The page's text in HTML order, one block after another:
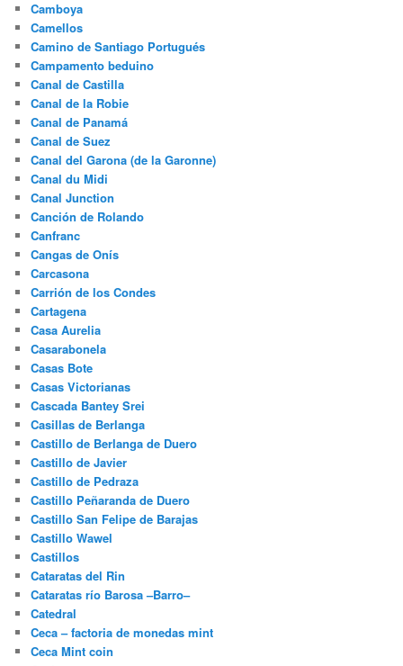
Camboya
Camellos
Camino de Santiago Portugués
Campamento beduino
Canal de Castilla
Canal de la Robie
Canal de Panamá
Canal de Suez
Canal del Garona (de la Garonne)
Canal du Midi
Canal Junction
Canción de Rolando
Canfranc
Cangas de Onís
Carcasona
Carrión de los Condes
Cartagena
Casa Aurelia
Casarabonela
Casas Bote
Casas Victorianas
Cascada Bantey Srei
Casillas de Berlanga
Castillo de Berlanga de Duero
Castillo de Javier
Castillo de Pedraza
Castillo Peñaranda de Duero
Castillo San Felipe de Barajas
Castillo Wawel
Castillos
Cataratas del Rin
Cataratas río Barosa –Barro–
Catedral
Ceca – factoria de monedas mint
Ceca Mint coin